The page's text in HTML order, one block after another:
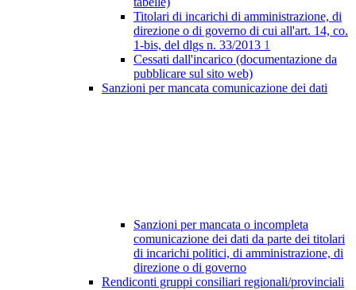
Titolari di incarichi di amministrazione, di
direzione o di governo di cui all'art. 14, co.
1-bis, del dlgs n. 33/2013 1
Cessati dall'incarico (documentazione da
pubblicare sul sito web)
Sanzioni per mancata comunicazione dei dati
Sanzioni per mancata o incompleta
comunicazione dei dati da parte dei titolari
di incarichi politici, di amministrazione, di
direzione o di governo
Rendiconti gruppi consiliari regionali/provinciali